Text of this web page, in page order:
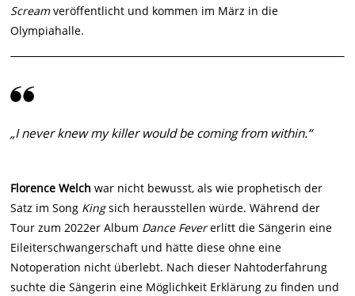
Screamveröffentlicht und kommen im März in die
Olympiahalle.
„I never knew my killer would be coming from within.“
Florence Welch war nicht bewusst, als wie prophetisch der
Satz im Song Kingsich herausstellen würde. Während der
Tour zum 2022er Album Dance Fevererlitt die Sängerin eine
Eileiterschwangerschaft und hätte diese ohne eine
Notoperation nicht überlebt. Nach dieser Nahtoderfahrung
suchte die Sängerin eine Möglichkeit Erklärung zu finden und